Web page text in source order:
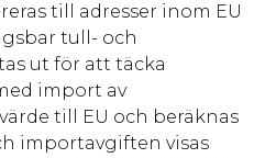
till adresser inom EU
tull- och
ut för att täcka
import av
till EU och beräknas
importavgiften visas